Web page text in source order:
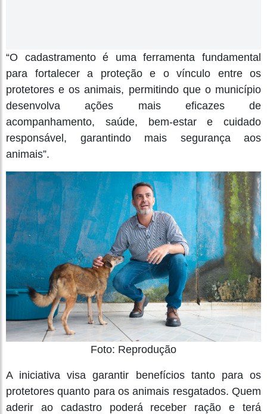
“O cadastramento é uma ferramenta fundamental
para fortalecer a proteção e o vínculo entre os
protetores e os animais, permitindo que o município
desenvolva ações mais eficazes de
acompanhamento, saúde, bem-estar e cuidado
responsável, garantindo mais segurança aos
animais”.
Foto: Reprodução
A iniciativa visa garantir benefícios tanto para os
protetores quanto para os animais resgatados. Quem
aderir ao cadastro poderá receber ração e terá